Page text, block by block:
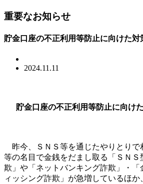
重要なお知らせ
貯金口座の不正利用等防止に向けた対
2024.11.11
貯金口座の不正利用等防止に向け
昨今、ＳＮＳ等を通じたやりとりで
等の名目で金銭をだまし取る「ＳＮＳ
欺」や「ネットバンキング詐欺」・「
ィッシング詐欺」が急増しているほ